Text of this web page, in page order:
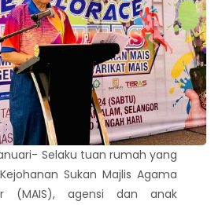
Selaku tuan rumah yang
Sukan Majlis Agama
(MAIS), agensi dan anak